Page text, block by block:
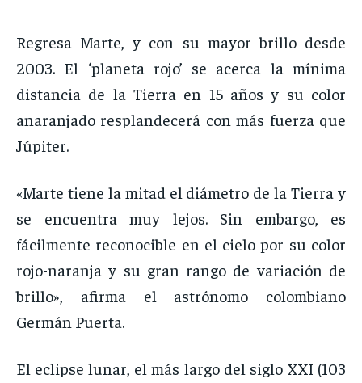
Regresa Marte, y con su mayor brillo desde
2003. El ‘planeta rojo’ se acerca la mínima
distancia de la Tierra en 15 años y su color
anaranjado resplandecerá con más fuerza que
Júpiter.
«Marte tiene la mitad el diámetro de la Tierra y
se encuentra muy lejos. Sin embargo, es
fácilmente reconocible en el cielo por su color
rojo-naranja y su gran rango de variación de
brillo», afirma el astrónomo colombiano
Germán Puerta.
El eclipse lunar, el más largo del siglo XXI (103